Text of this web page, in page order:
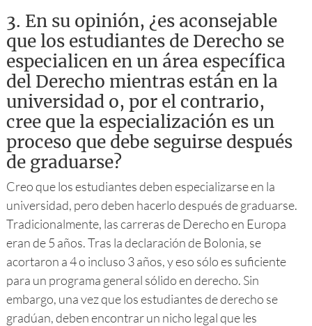
3. En su opinión, ¿es aconsejable
que los estudiantes de Derecho se
especialicen en un área específica
del Derecho mientras están en la
universidad o, por el contrario,
cree que la especialización es un
proceso que debe seguirse después
de graduarse?
Creo que los estudiantes deben especializarse en la
universidad, pero deben hacerlo después de graduarse.
Tradicionalmente, las carreras de Derecho en Europa
eran de 5 años. Tras la declaración de Bolonia, se
acortaron a 4 o incluso 3 años, y eso sólo es suficiente
para un programa general sólido en derecho. Sin
embargo, una vez que los estudiantes de derecho se
gradúan, deben encontrar un nicho legal que les